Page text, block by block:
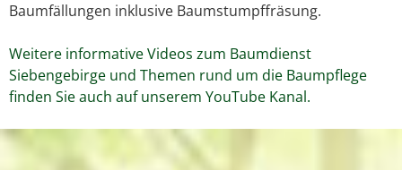
Baumfällungen inklusive Baumstumpffräsung.
Weitere informative Videos zum Baumdienst
Siebengebirge und Themen rund um die Baumpflege
finden Sie auch auf unserem YouTube Kanal.